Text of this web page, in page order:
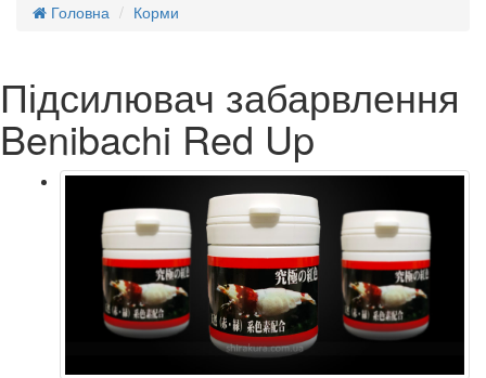
Головна Корми
Підсилювач забарвлення
Benibachi Red Up